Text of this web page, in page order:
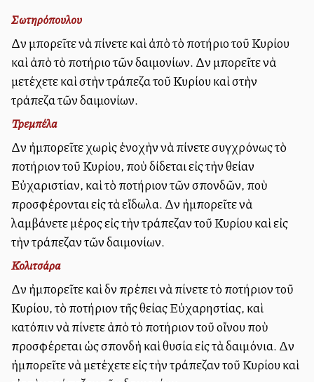
Σωτηρόπουλου
Δὲν μπορεῖτε νὰ πίνετε καὶ ἀπὸ τὸ ποτήριο τοῦ Κυρίου
καὶ ἀπὸ τὸ ποτήριο τῶν δαιμονίων. Δὲν μπορεῖτε νὰ
μετέχετε καὶ στὴν τράπεζα τοῦ Κυρίου καὶ στὴν
τράπεζα τῶν δαιμονίων.
Τρεμπέλα
Δὲν ἠμπορεῖτε χωρὶς ἐνοχὴν νὰ πίνετε συγχρόνως τὸ
ποτήριον τοῦ Κυρίου, ποὺ δίδεται εἰς τὴν θείαν
Εὐχαριστίαν, καὶ τὸ ποτήριον τῶν σπονδῶν, ποὺ
προσφέρονται εἰς τὰ εἴδωλα. Δὲν ἠμπορεῖτε νὰ
λαμβάνετε μέρος εἰς τὴν τράπεζαν τοῦ Κυρίου καὶ εἰς
τὴν τράπεζαν τῶν δαιμονίων.
Κολιτσάρα
Δὲν ἠμπορεῖτε καὶ δὲν πρέπει νὰ πίνετε τὸ ποτήριον τοῦ
Κυρίου, τὸ ποτήριον τῆς θείας Εὐχαρηστίας, καὶ
κατόπιν νὰ πίνετε ἀπὸ τὸ ποτήριον τοῦ οἴνου ποὺ
προσφέρεται ὡς σπονδὴ καὶ θυσία εἰς τὰ δαιμόνια. Δὲν
ἠμπορεῖτε νὰ μετέχετε εἰς τὴν τράπεζαν τοῦ Κυρίου καὶ